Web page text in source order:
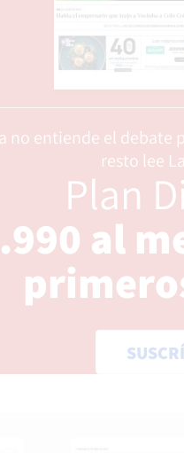
no entiende el debate
resto lee
Plan
al